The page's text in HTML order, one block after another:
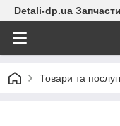
Detali-dp.ua
Товари та